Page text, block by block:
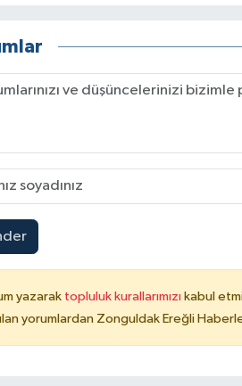
yazarak topluluk kurallarımızı kabul
yorumlardan Zonguldak Ereğli